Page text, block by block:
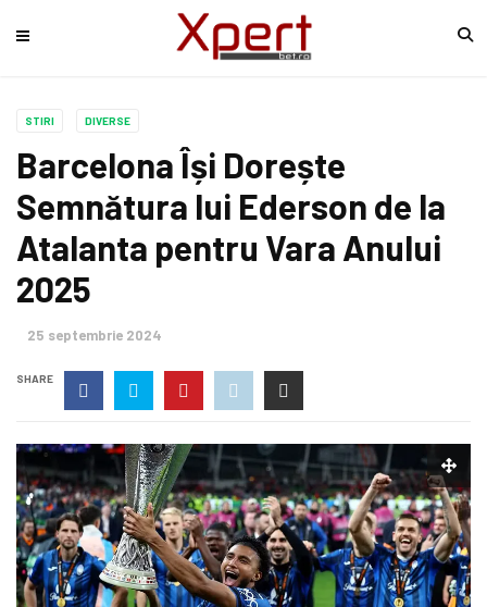
STIRI DIVERSE
Barcelona Își Dorește
Semnătura lui Ederson de la
Atalanta pentru Vara Anului
2025
25 septembrie 2024
SHARE